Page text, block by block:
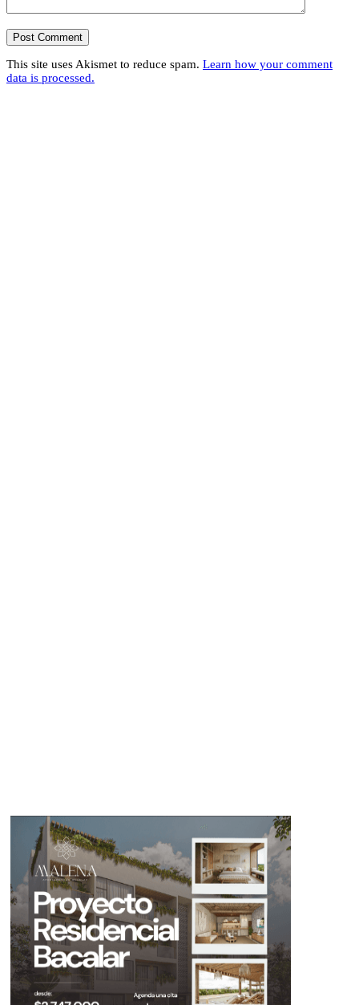
This site uses Akismet to reduce spam. Learn how your comment
data is processed.